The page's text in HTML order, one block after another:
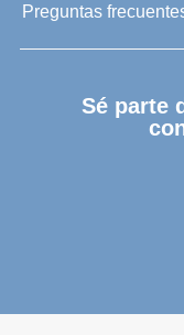
Preguntas
Sé parte